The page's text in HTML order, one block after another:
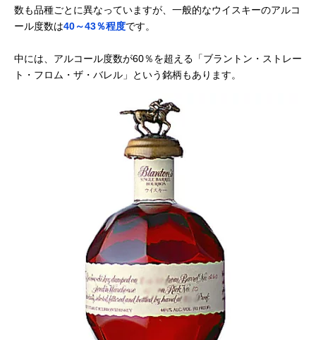
数も品種ごとに異なっていますが、一般的なウイスキーのアルコ
ール度数は40～43％程度です。
中には、アルコール度数が60％を超える「ブラントン・ストレー
ト・フロム・ザ・バレル」という銘柄もあります。